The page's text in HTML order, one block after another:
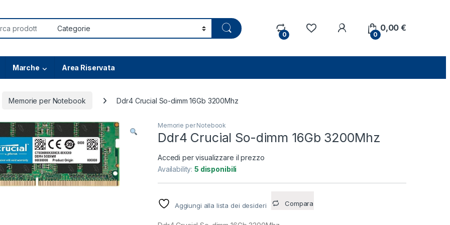
0 0
0,00€
Marche Area Riservata
Memorie per Notebook Ddr4 Crucial So-dimm 16Gb 3200Mhz
Memorie per Notebook
Ddr4 Crucial So-dimm 16Gb 3200Mhz
Accedi per visualizzare il prezzo
Availability:5 disponibili
Aggiungi alla lista dei desideri Compara